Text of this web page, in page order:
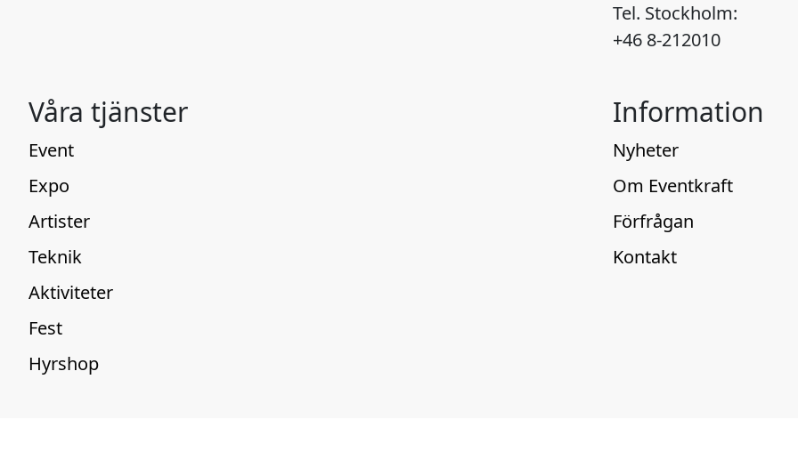
Tel. Stockholm:
+46 8-212010
Våra tjänster
Event
Expo
Artister
Teknik
Aktiviteter
Fest
Hyrshop
Information
Nyheter
Om Eventkraft
Förfrågan
Kontakt